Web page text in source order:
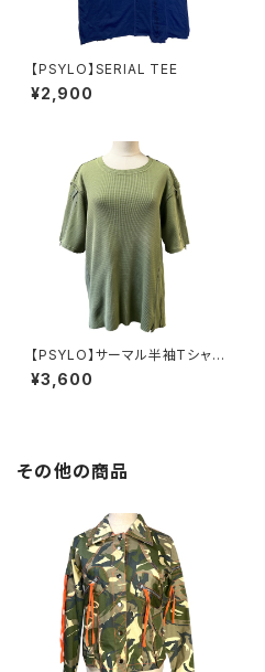
【PSYLO】SERIAL TEE
¥2,900
【PSYLO】サーマル半袖Tシャツ
＊Sham Tee S/S
¥3,600
その他の商品